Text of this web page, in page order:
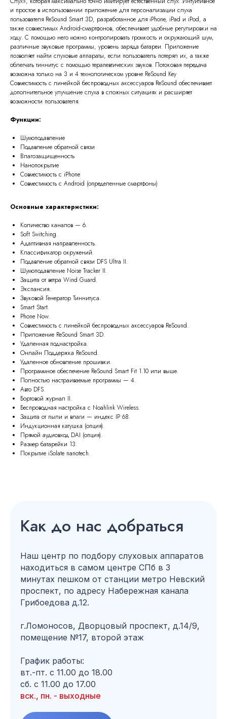
и простое в использовании приложение для персонализации слуха
пользователя ReSound Smart 3D, разработанное для iPhone, iPad и iPod, а
также совместимых Android-смартфонов, обеспечивает удобные регулировки на
ходу. С помощью него можно контролировать громкость и окружающий шум,
различные звуковые программы, уровень заряда батареи. Приложение
позволяет найти слуховые аппараты, если пользователь потерял их, а также
облегчать тиннитус с помощью терапевтических звуков. Потоковая передача
возможна только на 3 и 4 технологическом уровне ReSound Key
Совместимость с линейкой беспроводных аксессуаров ReSound обеспечивает
дополнительное улучшение слуха в сложных ситуациях и расширяет
возможности пользователя.
Функции:
Шумоподавление
Подавление обратной связи
Влагозащищенность
Нанопокрытие
Совместимость с iPhone
Совместимость с Android (определенные смартфоны)
Основные характеристики:
Количество каналов — 6.
Soft Switching.
Адаптивная направленность.
Классификатор окружений.
Подавление обратной связи DFS Ultra II.
Шумоподавление Noise Tracker II.
Защита от ветра Wind Guard.
Экспансия.
Звуковой Генератор Тиннитуса.
Smart Start.
Phone Now.
Совместимость с линейкой беспроводных аксессуаров ReSound.
Приложение ReSound Smart 3D.
Удаленная поднастройка.
Онлайн Поддержка ReSound.
Удаленное обновление прошивки.
Программное обеспечение ReSound Smart Fit 1.10 или выше.
Полностью настраиваемые программы — 4.
Авто DFS.
Бортовой журнал II.
Беспроводная настройка с Noahlink Wireless.
Защита от пыли и влаги — индекс IP 68.
Индукционная катушка (опция).
Прямой аудиовход DAI (опция).
Размер батарейки 13.
Покрытие iSolate nanotech.
Как до нас добраться
Наш центр по подбору слуховых аппаратов
находиться в самом центре СПб в 3
минутах пешком от станции метро Невский
проспект, по адресу Набережная канала
Грибоедова д.12.
г.Ломоносов, Дворцовый проспект, д.14/9,
помещение №17, второй этаж
График работы:
вт.-пт. с 11.00 до 18.00
сб. с 11.00 до 17.00
вск., пн. - выходные